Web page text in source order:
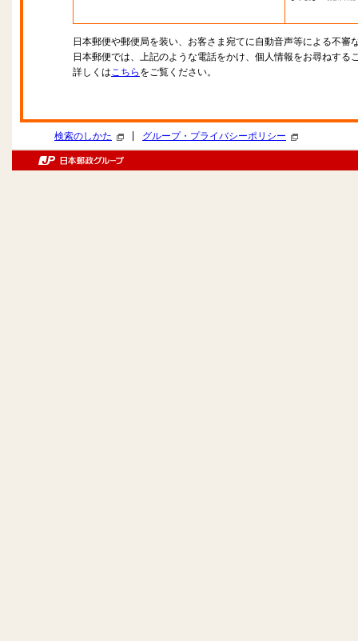
日本郵便や郵便局を装い、お客さま宛てに自動音声等による不審
日本郵便では、上記のような電話をかけ、個人情報をお尋ねする
詳しくはこちら をご覧ください。
検索のしかた グループ・プライバシーポリシー